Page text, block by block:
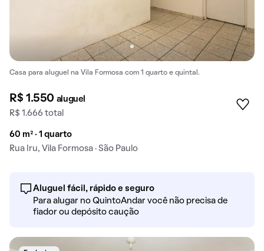
Casa para aluguel na Vila Formosa com 1 quarto e quintal.
R$ 1.550 aluguel
R$ 1.666 total
60 m² · 1 quarto
Rua Iru, Vila Formosa · São Paulo
Aluguel fácil, rápido e seguro
Para alugar no QuintoAndar você não precisa de
fiador ou depósito caução